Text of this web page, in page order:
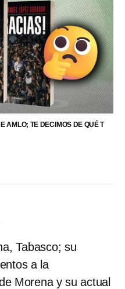
AMLO; TE DECIMOS DE QUÉ T
Tabasco; su
a la
Morena y su actual